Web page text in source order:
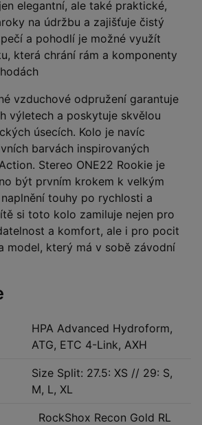
elegantní, ale také praktické,
na údržbu a zajišťuje čistý
a pohodlí je možné využít
která chrání rám a komponenty
vzduchové odpružení garantuje
výletech a poskytuje skvělou
úsecích. Kolo je navíc
barvách inspirovaných
Stereo ONE22 Rookie je
být prvním krokem k velkým
touhy po rychlosti a
si toto kolo zamiluje nejen pro
a komfort, ale i pro pocit
model, který má v sobě závodní
HPA Advanced Hydroform,
ATG, ETC 4-Link, AXH
Size Split: 27.5: XS // 29: S,
M, L, XL
RockShox Recon Gold RL